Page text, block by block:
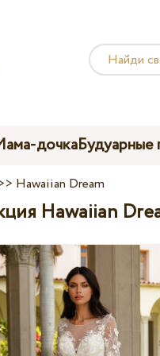
дочкаБудуарные
Hawaiian Dream
Hawaiian